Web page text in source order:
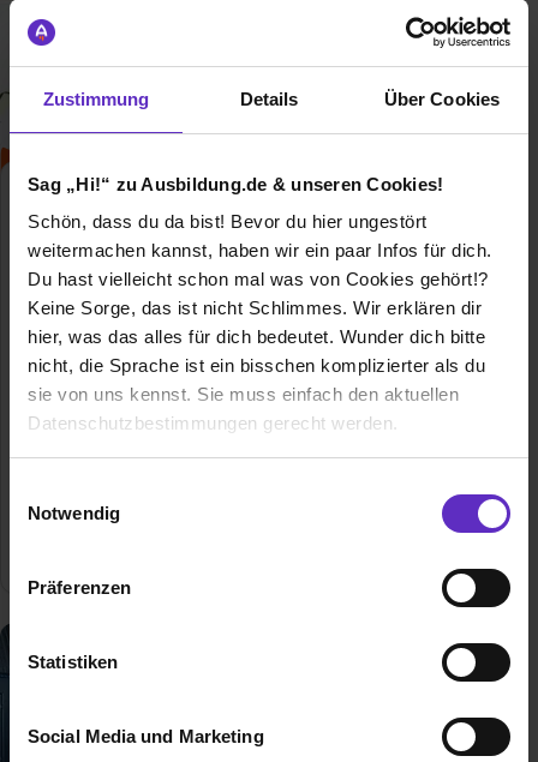
Zustimmung Details Über Cookies
Sag „Hi!“ zu Ausbildung.de & unseren Cookies!
Schön, dass du da bist! Bevor du hier ungestört
weitermachen kannst, haben wir ein paar Infos für dich.
Du hast vielleicht schon mal was von Cookies gehört!?
Keine Sorge, das ist nicht Schlimmes. Wir erklären dir
hier, was das alles für dich bedeutet. Wunder dich bitte
nicht, die Sprache ist ein bisschen komplizierter als du
sie von uns kennst. Sie muss einfach den aktuellen
Datenschutzbestimmungen gerecht werden.
Benutzung der Webseite getroffenen Einstellungen zu
Webseite zu analysieren („Statistiken“), um
Informationen zu deiner Verwendung unserer Website an
Analysen weiterzugeben und um Inhalte und Anzeigen zu
Notwendig
Präferenzen
Statistiken
Social Media und Marketing
Elektroniker/in für
Betriebstechnik
Klassische duale
Berufsausbildung
Ausbildung zum Elektroniker für
Ausbildungsplätze und
Erfahrungsberichte für den Beruf als
Elektronikerin für Betriebstechnik